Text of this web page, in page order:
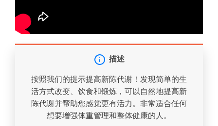
描述
按照我们的提示提高新陈代谢！发现简单的生
活方式改变、饮食和锻炼，可以自然地提高新
陈代谢并帮助您感觉更有活力。非常适合任何
想要增强体重管理和整体健康的人。